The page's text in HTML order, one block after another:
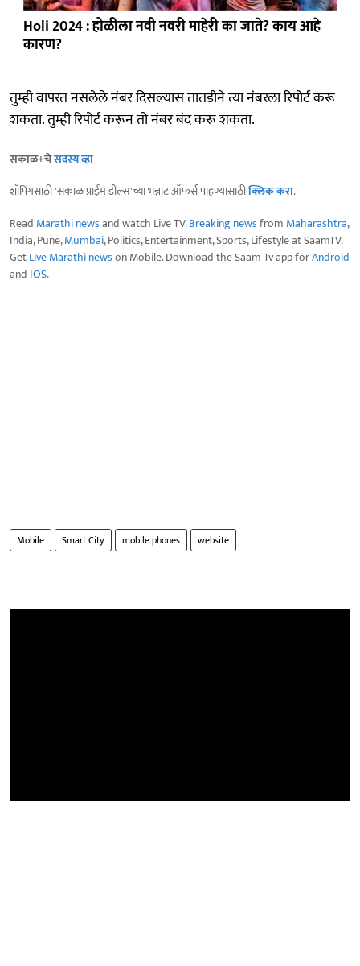
Holi 2024 : होळीला नवी नवरी माहेरी का जाते? काय आहे
कारण?
तुम्ही वापरत नसलेले नंबर दिसल्यास तातडीने त्या नंबरला रिपोर्ट करू
शकता. तुम्ही रिपोर्ट करून तो नंबर बंद करू शकता.
सकाळ+चेसदस्य व्हा
शॉपिंगसाठी 'सकाळ प्राईम डील्स'च्या भन्नाट ऑफर्स पाहण्यासाठीक्लिक करा.
Read Marathi newsand watch Live TV.Breaking newsfrom Maharashtra,
India, Pune,Mumbai, Politics, Entertainment, Sports, Lifestyle at SaamTV.
GetLive Marathi newson Mobile. Download the Saam Tv app forAndroid
and IOS.
Mobile Smart City mobile phones website